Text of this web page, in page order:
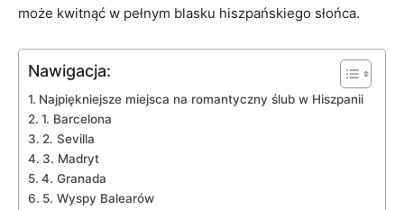
może kwitnąć w pełnym blasku hiszpańskiego słońca.
Nawigacja:
Najpiękniejsze miejsca na romantyczny ślub w ⁢Hiszpanii
1. Barcelona
2. Sevilla
3.​ Madryt
4. Granada
5. Wyspy Balearów